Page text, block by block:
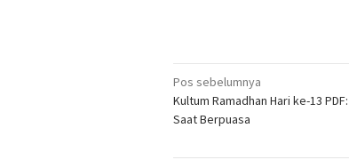
Navigasi
pos
Pos sebelumnya
Kultum Ramadhan Hari ke-13
Saat Berpuasa